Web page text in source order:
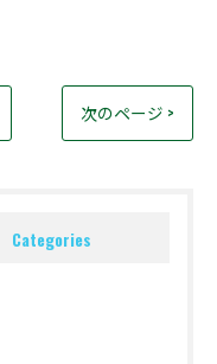
次のページ >
Categories